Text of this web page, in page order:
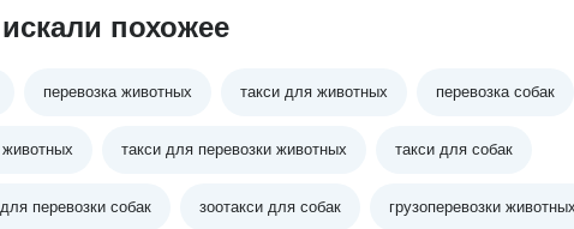
похожее
перевозка животных такси для животных перевозка собак
такси для перевозки животных такси для собак
перевозки собак зоотакси для собак грузоперевозки животных